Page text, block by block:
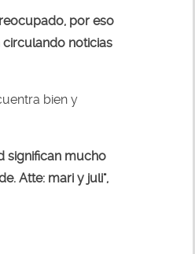
por eso
noticias
bien y
significan mucho
Atte: mari y juli",